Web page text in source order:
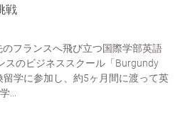
戦
フランスへ飛び立つ国際学部英語
スのビジネススクール「Burgundy
学に参加し、約5ヶ月間に渡って英
...